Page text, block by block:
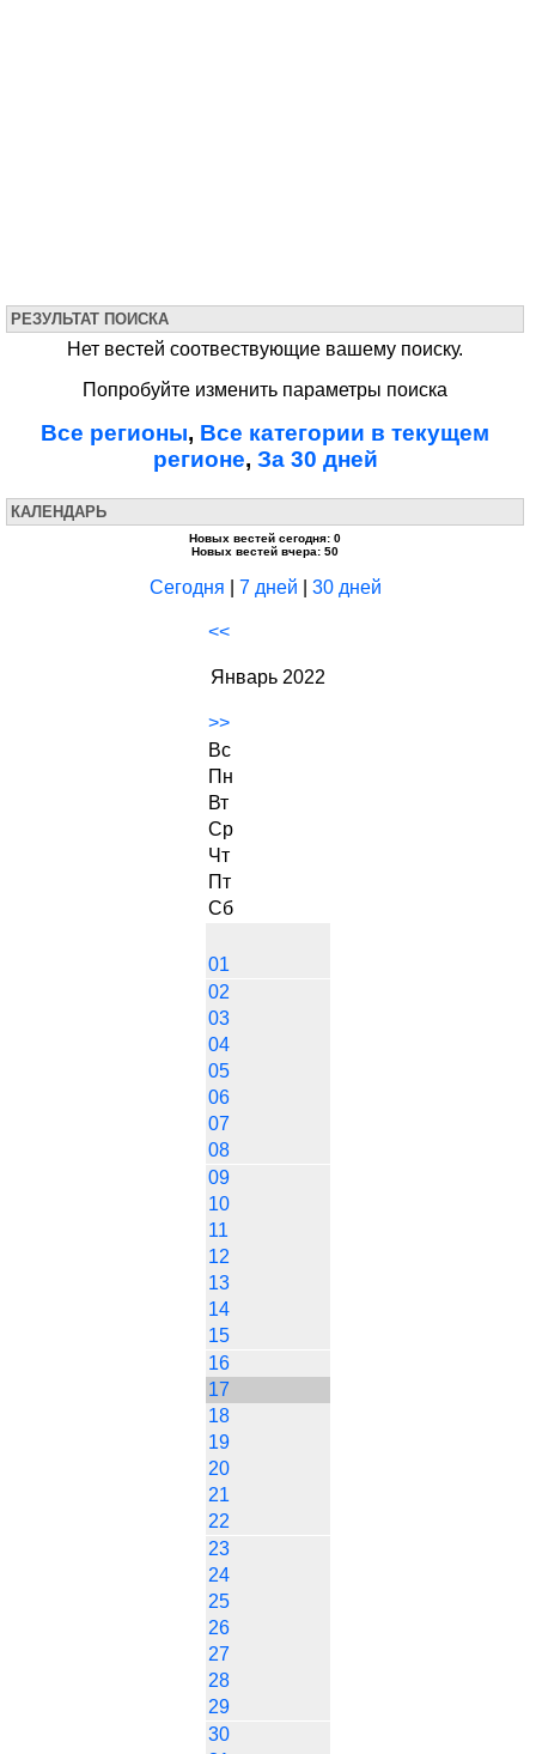
РЕЗУЛЬТАТ ПОИСКА
Нет вестей соотвествующие вашему поиску.
Попробуйте изменить параметры поиска
Все регионы, Все категории в текущем
регионе, За 30 дней
КАЛЕНДАРЬ
Новых вестей сегодня: 0
Новых вестей вчера: 50
Сегодня 7 дней 30 дней
<<
Январь 2022
>>
Вс
Пн
Вт
Ср
Чт
Пт
Сб
01
02
03
04
05
06
07
08
09
10
11
12
13
14
15
16
17
18
19
20
21
22
23
24
25
26
27
28
29
30